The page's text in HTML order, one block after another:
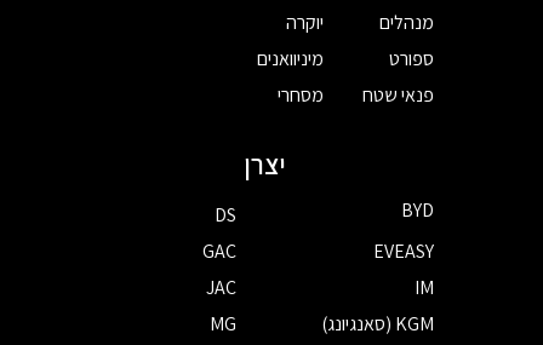
מנהלים
ספורט
פנאי שטח
יוקרה
מיניוואנים
מסחרי
יצרן
BYD
DS
EVEASY
GAC
IM
JAC
KGM (סאנגיונג)
MG